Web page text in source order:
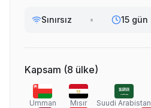
Sınırsız • 15 gün
Kapsam (8 ülke)
Umman Mısır Suudi Arabistan